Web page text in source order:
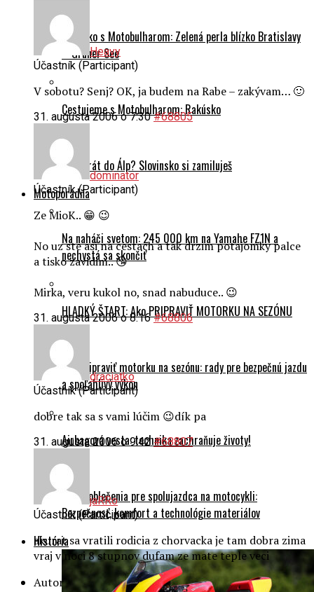
Rakúsko s Motobulharom: Zelená perla blízko Bratislavy
– Grüner See
Cestujeme s Motobulharom: Rakúsko
Prvý krát do Álp? Slovinsko si zamiluješ
Motoporadňa
Na naháči svetom: 245 000 km na Yamahe FZ1N a
nechystá sa skončiť
HLADKÝ ŠTART: Ako PRIPRAVIŤ MOTORKU NA SEZÓNU
Ako pripraviť motorku na sezónu: rady pre bezpečnú jazdu
a spoľahlivý výkon
Airbagová vesta: technika zachraňuje životy!
Výber oblečenia pre spolujazdca na motocykli:
Bezpečnosť, komfort a technológie materiálov
História
Heavy
Účastník (Participant)
V sobotu? Senj? OK, ja budem na Rabe – zakývam… 🙂
31. augusta 2006 o 7:30 #68805
dominator
Účastník (Participant)
Ze MioK.. 😁 😉
No uz ste asi na cestach a tak drzim potajomky palce
a tisko zavidim.. 😘
Mirka, veru kukol no, snad nabuduce.. 😉
31. augusta 2006 o 8:16 #68806
draciatko
Účastník (Participant)
dobre tak sa s vami lúčim 😉dík pa
31. augusta 2006 o 9:42 #68807
jaRRo
Účastník (Participant)
akurat sa vratili rodicia z chorvacka je tam dobra zima
vraj v noci 8 stupnov dufam ze mate teple veci
Autor